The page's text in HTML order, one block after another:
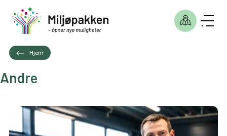
Hjem
Andre